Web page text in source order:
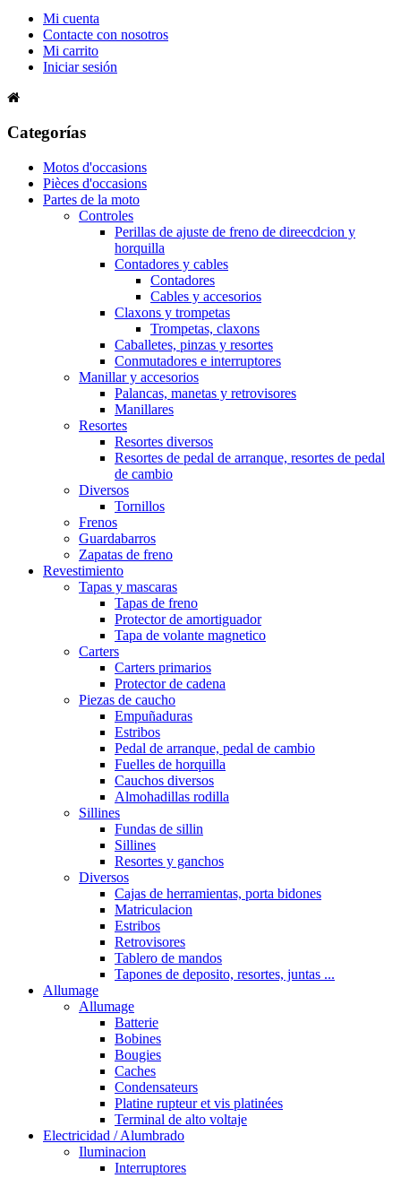
Mi cuenta
Contacte con nosotros
Mi carrito
Iniciar sesión
Categorías
Motos d'occasions
Pièces d'occasions
Partes de la moto
Controles
Perillas de ajuste de freno de direecdcion y
horquilla
Contadores y cables
Contadores
Cables y accesorios
Claxons y trompetas
Trompetas, claxons
Caballetes, pinzas y resortes
Conmutadores e interruptores
Manillar y accesorios
Palancas, manetas y retrovisores
Manillares
Resortes
Resortes diversos
Resortes de pedal de arranque, resortes de pedal
de cambio
Diversos
Tornillos
Frenos
Guardabarros
Zapatas de freno
Revestimiento
Tapas y mascaras
Tapas de freno
Protector de amortiguador
Tapa de volante magnetico
Carters
Carters primarios
Protector de cadena
Piezas de caucho
Empuñaduras
Estribos
Pedal de arranque, pedal de cambio
Fuelles de horquilla
Cauchos diversos
Almohadillas rodilla
Sillines
Fundas de sillin
Sillines
Resortes y ganchos
Diversos
Cajas de herramientas, porta bidones
Matriculacion
Estribos
Retrovisores
Tablero de mandos
Tapones de deposito, resortes, juntas ...
Allumage
Allumage
Batterie
Bobines
Bougies
Caches
Condensateurs
Platine rupteur et vis platinées
Terminal de alto voltaje
Electricidad / Alumbrado
Iluminacion
Interruptores